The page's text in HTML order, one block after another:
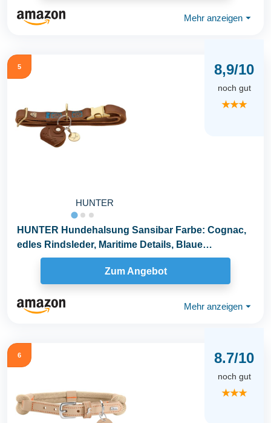
Mehr anzeigen ⏷
5
HUNTER
8,9/10
noch gut
★★★
HUNTER Hundehalsung Sansibar Farbe: Cognac,
edles Rindsleder, Maritime Details, Blaue
Ziernähte...
Zum Angebot
Mehr anzeigen ⏷
6 8.7/10
noch gut
★★★